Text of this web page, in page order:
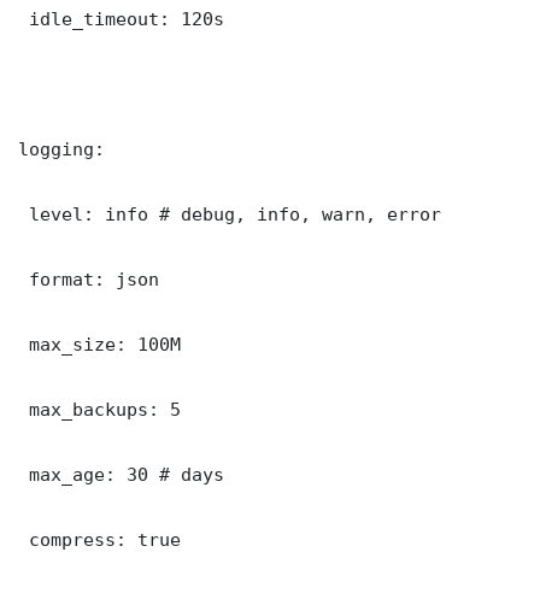
idle_timeout: 120s
logging:
level: info # debug, info, warn, error
format: json
max_size: 100M
max_backups: 5
max_age: 30 # days
compress: true